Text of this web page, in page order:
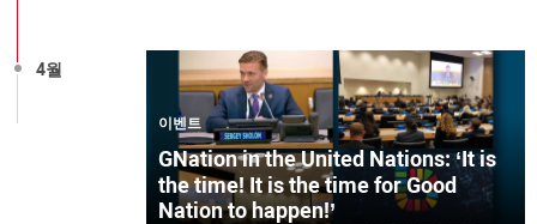
4월
이벤트
GNation in the United Nations: ‘It is
the time! It is the time for Good
Nation to happen!’